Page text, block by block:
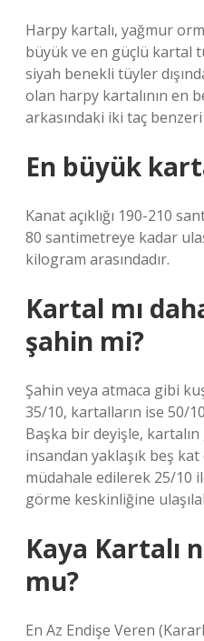
Harpy kartalı, yağmur
büyük ve en güçlü kartal
siyah benekli tüyler
olan harpy kartalının en
arkasındaki iki taç
En büyük
Kanat açıklığı 190-210
80 santimetreye kadar
kilogram arasındadır.
Kartal mı
şahin mi?
Şahin veya atmaca gibi
35/10, kartalların ise 50/
Başka bir deyişle,
insandan yaklaşık beş
müdahale edilerek 25/10
görme keskinliğine
Kaya Kartalı
mu?
En Az Endişe Veren